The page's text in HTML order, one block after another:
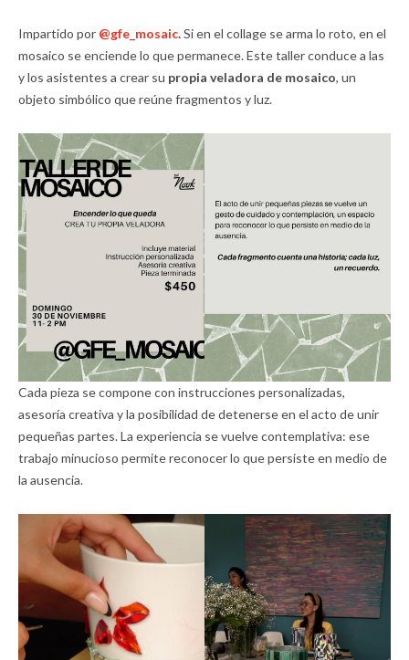
Impartido por @gfe_mosaic.Si en el collage se arma lo roto, en el
mosaico se enciende lo que permanece. Este taller conduce a las
y los asistentes a crear su propia veladora de mosaico, un
objeto simbólico que reúne fragmentos y luz.
Cada pieza se compone con instrucciones personalizadas,
asesoría creativa y la posibilidad de detenerse en el acto de unir
pequeñas partes. La experiencia se vuelve contemplativa: ese
trabajo minucioso permite reconocer lo que persiste en medio de
la ausencia.